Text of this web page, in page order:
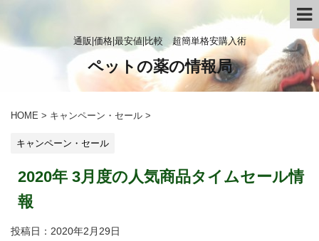
通販|価格|最安値|比較 超簡単格安購入術
ペットの薬の情報局
HOME > キャンペーン・セール >
キャンペーン・セール
2020年 3月度の人気商品タイムセール情
報
投稿日： 2020年2月29日